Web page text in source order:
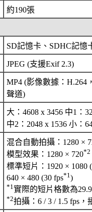
約190張
SD記憶卡、SDHC記憶
JPEG (支援Exif 2.3)
MP4 (影像數據：H.264
聲道)
大：4608 x 3456 中1：
中2：2048 x 1536 小：
混合自動拍攝：1280 ×
模型效果：1280 × 720*2
標準短片：1920 × 1080
640 × 480 (30 fps*1)
*1實際的短片格數為
*2拍攝：6 / 3 / 1.5 fps，